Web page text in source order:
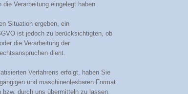
Verarbeitung eingelegt haben
Situation ergeben, ein
ist jedoch zu berücksichtigten, ob
die Verarbeitung der
dient.
Verfahrens erfolgt, haben Sie
und maschinenlesbaren Format
durch uns übermitteln zu lassen.